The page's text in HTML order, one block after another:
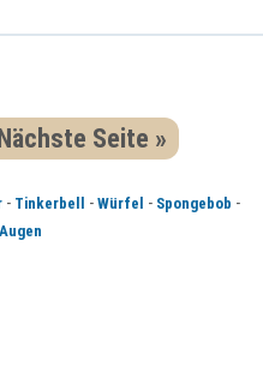
Seite »
- Tinkerbell - Würfel - Spongebob -
Augen